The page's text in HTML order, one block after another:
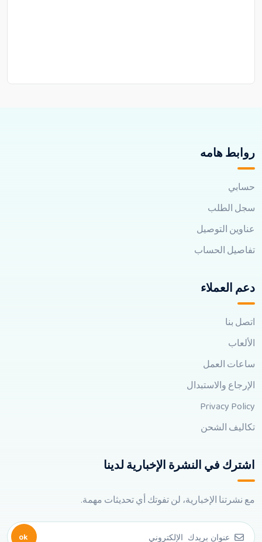
روابط هامه
حسابي
سجل الطلب
عناوين التوصيل
تفاصيل الحساب
دعم العملاء
اتصل بنا
الألعاب
ساعات العمل
الإرجاع والاستبدال
Privacy Policy
تكاليف الشحن
اشترك في النشرة الإخبارية لدينا
مع نشرتنا الإخبارية، لن تفوتك أي تحديثات مهمة.
ok